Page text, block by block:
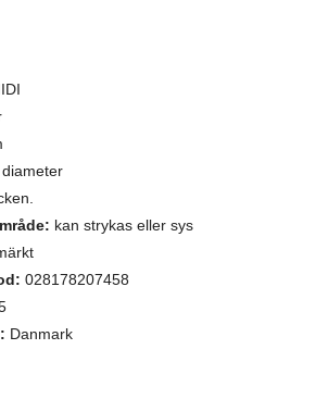
kan strykas eller sys
028178207458
Danmark